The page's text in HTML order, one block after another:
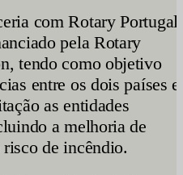
com Rotary Portugal,
pela Rotary
tendo como objetivo
entre os dois países e
as entidades
a melhoria de
risco de incêndio.